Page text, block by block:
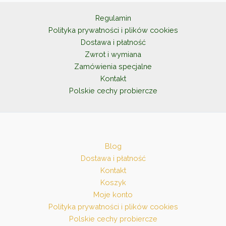
na
stronie
produktu
Regulamin
Polityka prywatności i plików cookies
Dostawa i płatność
Zwrot i wymiana
Zamówienia specjalne
Kontakt
Polskie cechy probiercze
Blog
Dostawa i płatność
Kontakt
Koszyk
Moje konto
Polityka prywatności i plików cookies
Polskie cechy probiercze